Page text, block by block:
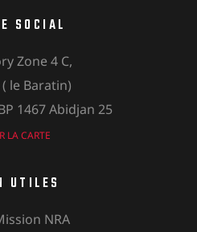
SOCIAL
Zone 4 C,
le Baratin)
1467 Abidjan 25
LA CARTE
UTILES
NRA